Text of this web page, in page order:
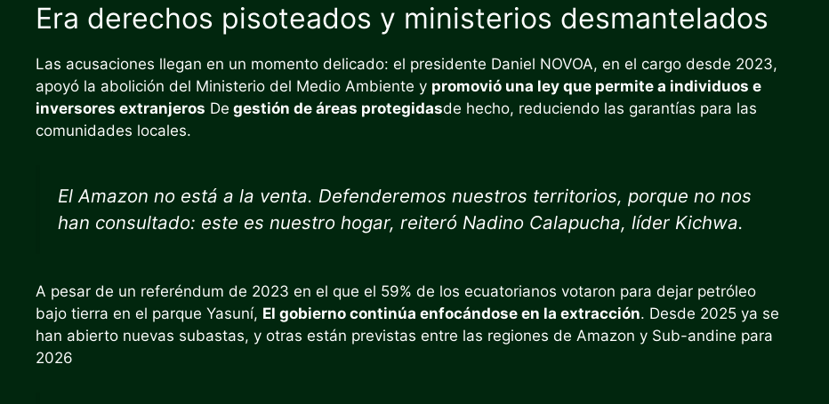
Era derechos pisoteados y ministerios desmantelados
Las acusaciones llegan en un momento delicado: el presidente Daniel NOVOA, en el cargo desde 2023,
apoyó la abolición del Ministerio del Medio Ambiente y promovió una ley que permite a individuos e
inversores extranjeros De gestión de áreas protegidasde hecho, reduciendo las garantías para las
comunidades locales.
El Amazon no está a la venta. Defenderemos nuestros territorios, porque no nos
han consultado: este es nuestro hogar, reiteró Nadino Calapucha, líder Kichwa.
A pesar de un referéndum de 2023 en el que el 59% de los ecuatorianos votaron para dejar petróleo
bajo tierra en el parque Yasuní, El gobierno continúa enfocándose en la extracción. Desde 2025 ya se
han abierto nuevas subastas, y otras están previstas entre las regiones de Amazon y Sub-andine para
2026